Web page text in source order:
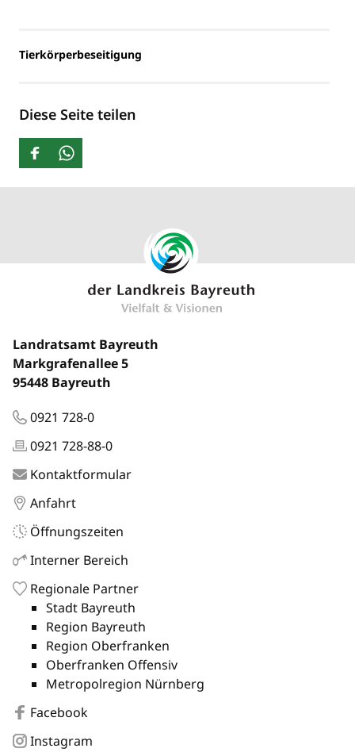
Tierkörperbeseitigung
Diese Seite teilen
Landratsamt Bayreuth
Markgrafenallee 5
95448 Bayreuth
0921 728-0
0921 728-88-0
Kontaktformular
Anfahrt
Öffnungszeiten
Interner Bereich
Regionale Partner
Stadt Bayreuth
Region Bayreuth
Region Oberfranken
Oberfranken Offensiv
Metropolregion Nürnberg
Facebook
Instagram